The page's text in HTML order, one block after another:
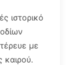
ιστορικό
με
καιρού.